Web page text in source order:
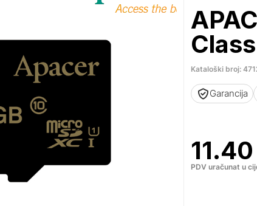
Kataloški broj:
Garancija
11.40
PDV uračunat u